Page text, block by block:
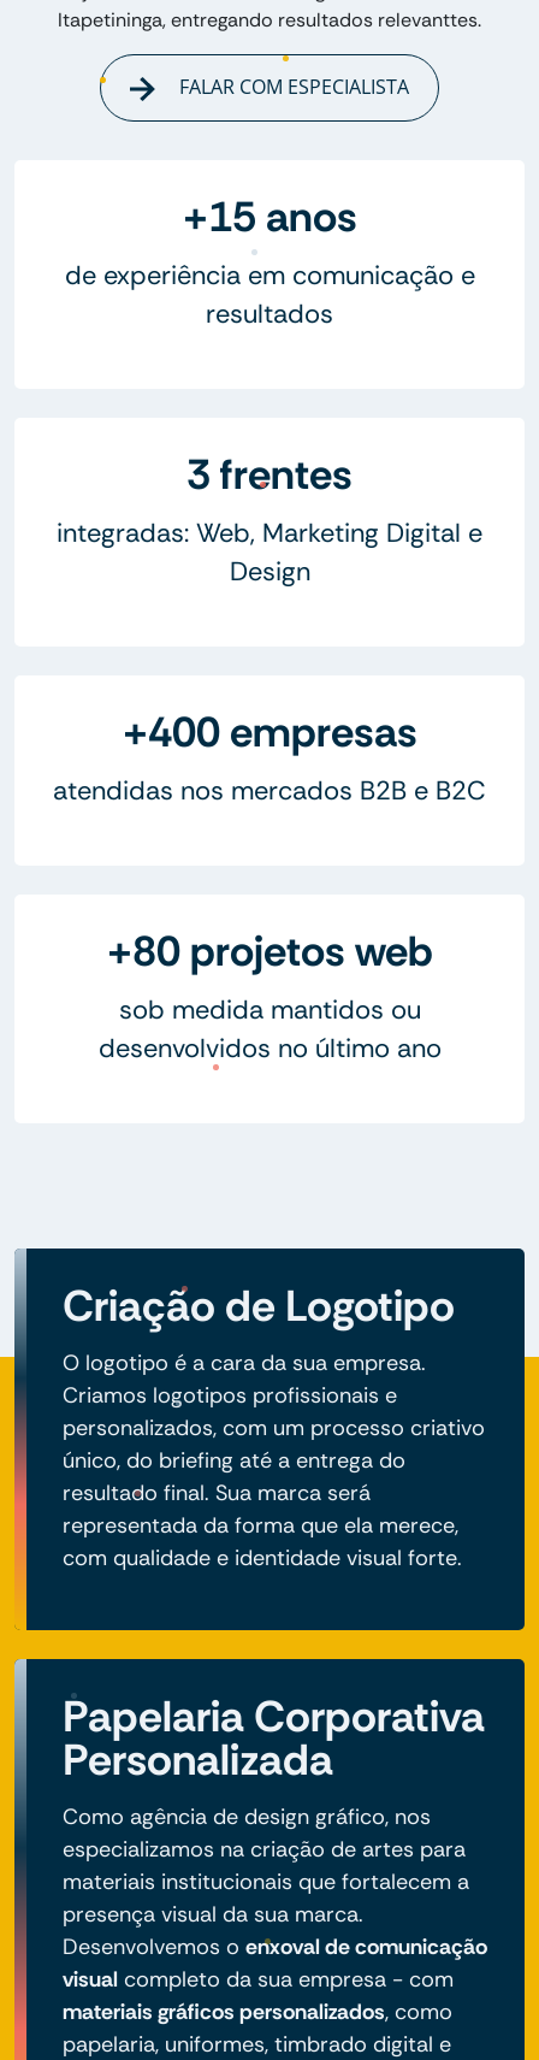
Itapetininga, entregando resultados relevanttes.
FALAR COM ESPECIALISTA
+15 anos
de experiência em comunicação e
resultados
3 frentes
integradas: Web, Marketing Digital e
Design
+400 empresas
atendidas nos mercados B2B e B2C
+80 projetos web
sob medida mantidos ou
desenvolvidos no último ano
Criação de Logotipo
O logotipo é a cara da sua empresa.
Criamos logotipos profissionais e
personalizados, com um processo criativo
único, do briefing até a entrega do
resultado final. Sua marca será
representada da forma que ela merece,
com qualidade e identidade visual forte.
Papelaria Corporativa
Personalizada
Como agência de design gráfico, nos
especializamos na criação de artes para
materiais institucionais que fortalecem a
presença visual da sua marca.
Desenvolvemos o enxoval de comunicação
visual completo da sua empresa - com
materiais gráficos personalizados, como
papelaria, uniformes, timbrado digital e